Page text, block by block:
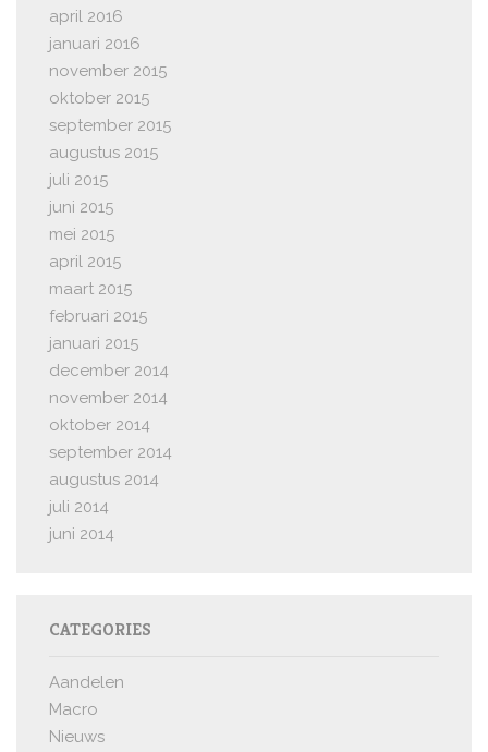
april 2016
januari 2016
november 2015
oktober 2015
september 2015
augustus 2015
juli 2015
juni 2015
mei 2015
april 2015
maart 2015
februari 2015
januari 2015
december 2014
november 2014
oktober 2014
september 2014
augustus 2014
juli 2014
juni 2014
CATEGORIES
Aandelen
Macro
Nieuws